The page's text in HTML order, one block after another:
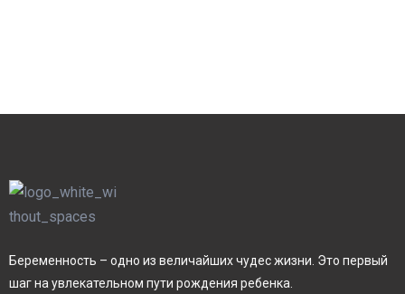
Беременность – одно из величайших чудес жизни. Это первый
шаг на увлекательном пути рождения ребенка.